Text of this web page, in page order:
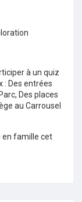
à un quiz
: Des entrées
Des places
au Carrousel
en famille cet